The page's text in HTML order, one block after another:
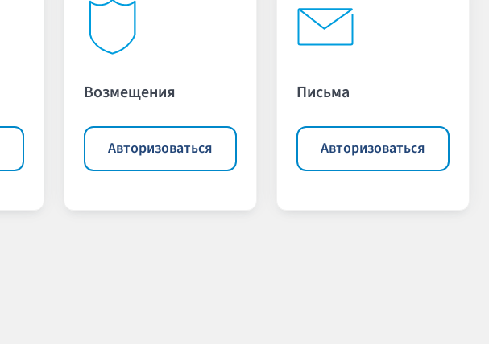
Возмещения
Авторизоваться
Письма
Авторизоваться